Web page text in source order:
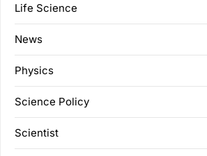
Life Science
News
Physics
Science Policy
Scientist